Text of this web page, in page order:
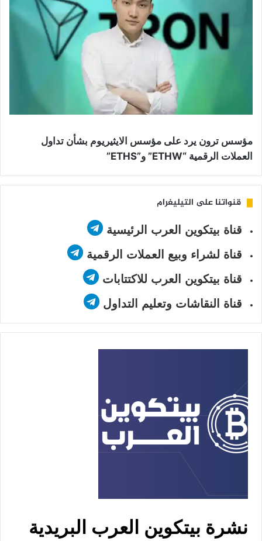
مؤسس ترون يرد على مؤسس الايثيريوم بشأن تداول
العملات الرقمية “ETHW” و”ETHS”
قنواتنا على التيليغرام
قناة بيتكوين العرب الرئيسية
قناة لشراء وبيع العملات الرقمية
قناة بيتكوين العرب للاكتتابات
قناة النقاشات وتعليم التداول